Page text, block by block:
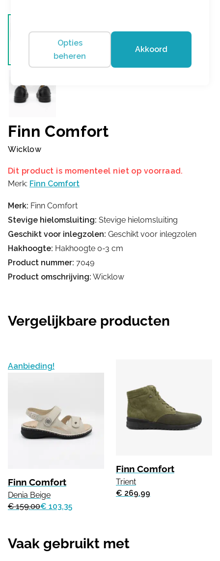
Finn Comfort
Wicklow
Dit product is momenteel niet op voorraad.
Merk: Finn Comfort
Merk: Finn Comfort
Stevige hielomsluiting: Stevige hielomsluiting
Geschikt voor inlegzolen: Geschikt voor inlegzolen
Hakhoogte: Hakhoogte 0-3 cm
Product nummer: 7049
Product omschrijving: Wicklow
Vergelijkbare producten
Aanbieding!
Finn Comfort
Denia Beige
€ 159.00€ 103.35
Finn Comfort
Trient
€ 269.99
Vaak gebruikt met
Opties
beheren
Akkoord